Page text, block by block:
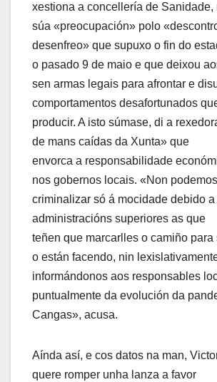
xestiona a concellería de Sanidade,
súa «preocupación» polo
desenfreo» que supuxo o fin do
o pasado 9 de maio e que deixou
sen armas legais para afrontar e
comportamentos desafortunados
producir. A isto súmase, di a
de mans caídas da Xunta» que
envorca a responsabilidade
nos gobernos locais. «Non podemos
criminalizar só á mocidade debido
administracións superiores as que
teñen que marcarlles o camiño para
o están facendo, nin
informándonos aos responsables
puntualmente da evolución da
Cangas», acusa.
Aínda así, e cos datos na man,
quere romper unha lanza a favor